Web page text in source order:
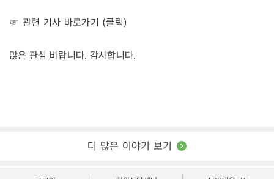
☞ 관련 기사 바로가기 (클릭)
많은 관심 바랍니다. 감사합니다.
더 많은 이야기 보기